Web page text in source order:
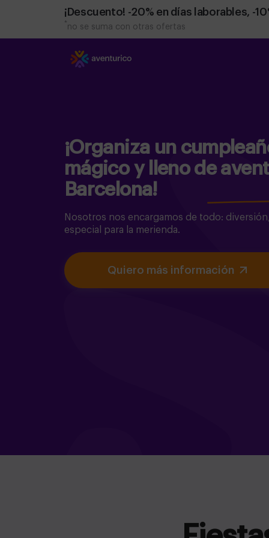
¡Descuento! -20% en días laborables, -
* no se suma con otras ofertas
¡Organiza un
mágico y lleno de
Barcelona!
Nosotros nos encargamos de todo:
especial para la merienda.
Quiero más información